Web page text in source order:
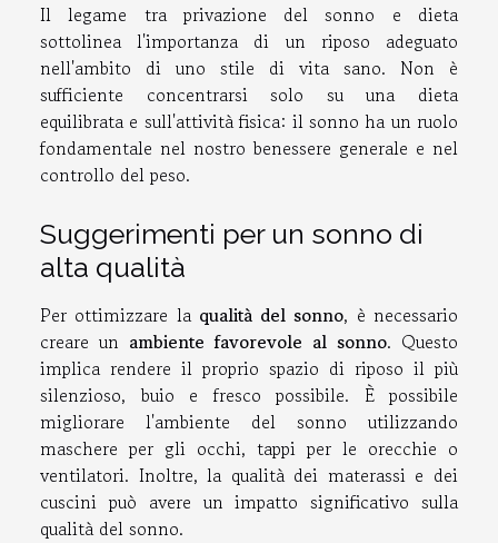
Il legame tra privazione del sonno e dieta
sottolinea l'importanza di un riposo adeguato
nell'ambito di uno stile di vita sano. Non è
sufficiente concentrarsi solo su una dieta
equilibrata e sull'attività fisica: il sonno ha un ruolo
fondamentale nel nostro benessere generale e nel
controllo del peso.
Suggerimenti per un sonno di
alta qualità
Per ottimizzare la qualità del sonno, è necessario
creare un ambiente favorevole al sonno. Questo
implica rendere il proprio spazio di riposo il più
silenzioso, buio e fresco possibile. È possibile
migliorare l'ambiente del sonno utilizzando
maschere per gli occhi, tappi per le orecchie o
ventilatori. Inoltre, la qualità dei materassi e dei
cuscini può avere un impatto significativo sulla
qualità del sonno.